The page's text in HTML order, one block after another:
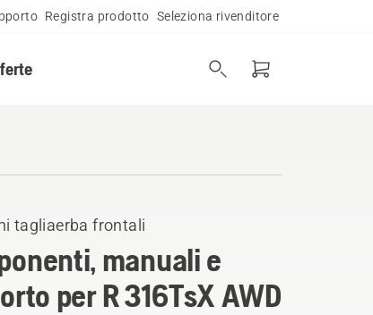
Registra prodotto Seleziona rivenditore
tagliaerba frontali
manuali e
per R 316TsX AWD